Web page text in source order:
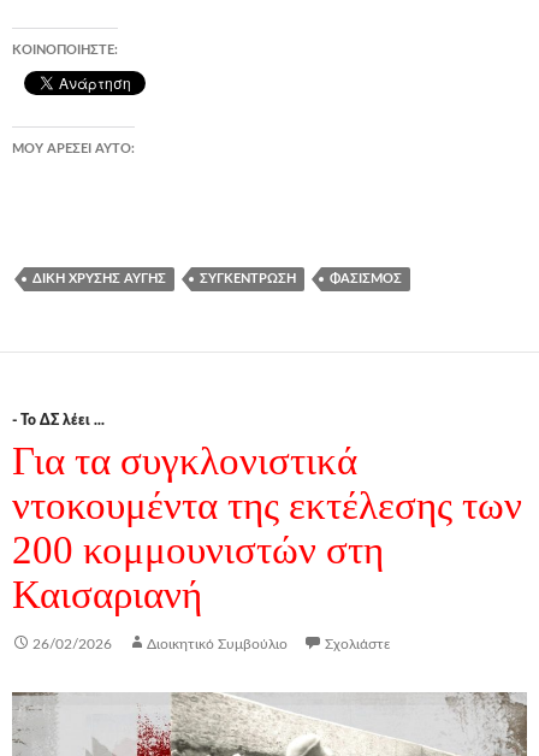
ΚΟΙΝΟΠΟΙΉΣΤΕ:
ΜΟΥ ΑΡΈΣΕΙ ΑΥΤΌ:
ΔΊΚΗ ΧΡΥΣΉΣ ΑΥΓΉΣ ΣΥΓΚΈΝΤΡΩΣΗ ΦΑΣΙΣΜΌΣ
- Το ΔΣ λέει ...
Για τα συγκλονιστικά
ντοκουμέντα της εκτέλεσης των
200 κομμουνιστών στη
Καισαριανή
26/02/2026 Διοικητικό Συμβούλιο Σχολιάστε